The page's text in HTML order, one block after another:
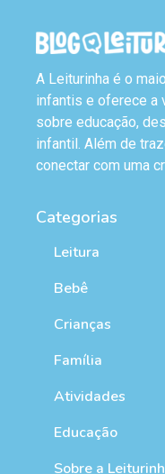
A Leiturinha é o
infantis e oferece a
sobre educação,
infantil. Além de
conectar com uma
Categorias
Leitura
Bebê
Crianças
Família
Atividades
Educação
Sobre a